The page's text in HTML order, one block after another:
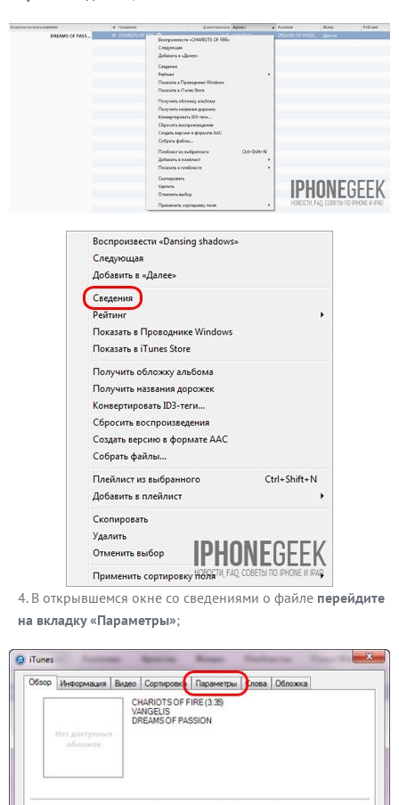
В открывшемся окне со сведениями о файле перейдите
на вкладку «Параметры»;